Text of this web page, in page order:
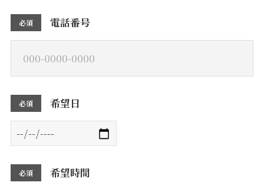
必須 電話番号
必須 希望日
必須 希望時間